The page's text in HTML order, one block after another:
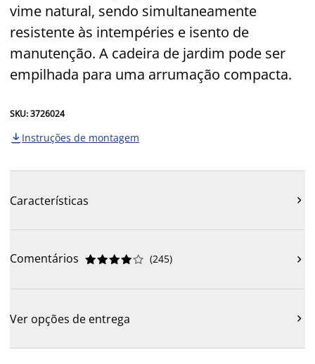
vime natural, sendo simultaneamente
resistente às intempéries e isento de
manutenção. A cadeira de jardim pode ser
empilhada para uma arrumação compacta.
SKU: 3726024
 Instruções de montagem
Características 
Comentários 




 (245) 
Ver opções de entrega 